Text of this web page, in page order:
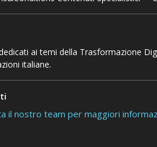
ai temi della Trasformazione
italiane.
il nostro team per maggiori